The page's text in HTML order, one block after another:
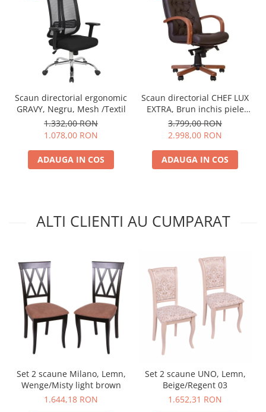
Scaun directorial ergonomic
GRAVY, Negru, Mesh /Textil
1.332,00 RON
1.078,00 RON
ADAUGA IN COS
Scaun directorial CHEF LUX
EXTRA, Brun inchis piele
naturala
3.799,00 RON
2.998,00 RON
ADAUGA IN COS
ALTI CLIENTI AU CUMPARAT
Set 2 scaune Milano, Lemn,
Wenge/Misty light brown
1.644,18 RON
Set 2 scaune UNO, Lemn,
Beige/Regent 03
1.652,31 RON